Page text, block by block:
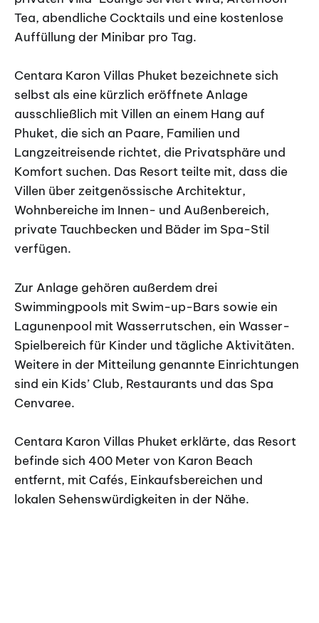
Tea, abendliche Cocktails und eine kostenlose
Auffüllung der Minibar pro Tag.
Centara Karon Villas Phuket bezeichnete sich
selbst als eine kürzlich eröffnete Anlage
ausschließlich mit Villen an einem Hang auf
Phuket, die sich an Paare, Familien und
Langzeitreisende richtet, die Privatsphäre und
Komfort suchen. Das Resort teilte mit, dass die
Villen über zeitgenössische Architektur,
Wohnbereiche im Innen- und Außenbereich,
private Tauchbecken und Bäder im Spa-Stil
verfügen.
Zur Anlage gehören außerdem drei
Swimmingpools mit Swim-up-Bars sowie ein
Lagunenpool mit Wasserrutschen, ein Wasser-
Spielbereich für Kinder und tägliche Aktivitäten.
Weitere in der Mitteilung genannte Einrichtungen
sind ein Kids’ Club, Restaurants und das Spa
Cenvaree.
Centara Karon Villas Phuket erklärte, das Resort
befinde sich 400 Meter von Karon Beach
entfernt, mit Cafés, Einkaufsbereichen und
lokalen Sehenswürdigkeiten in der Nähe.